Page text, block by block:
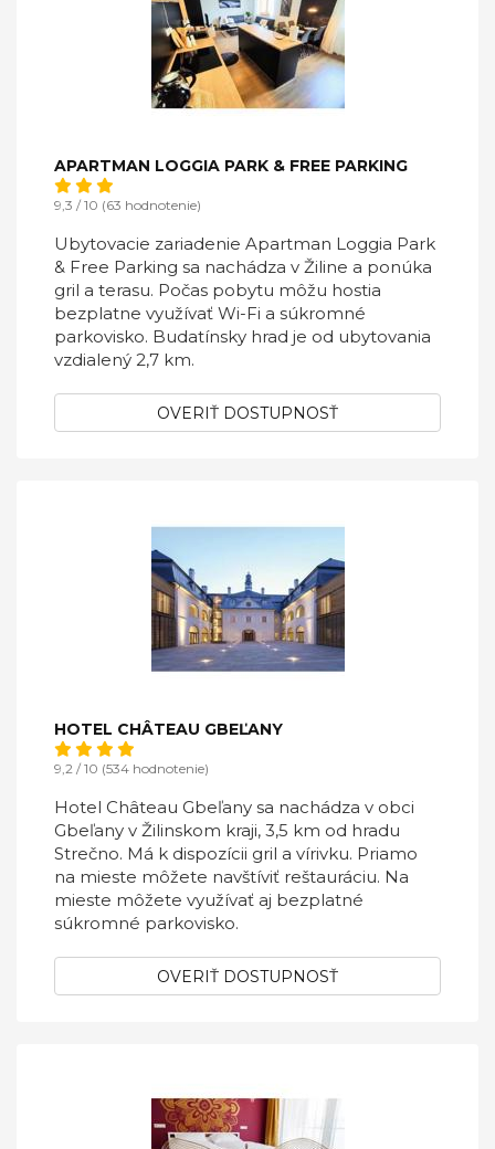
APARTMAN LOGGIA PARK & FREE PARKING
9,3 / 10 (63 hodnotenie)
Ubytovacie zariadenie Apartman Loggia Park
& Free Parking sa nachádza v Žiline a ponúka
gril a terasu. Počas pobytu môžu hostia
bezplatne využívať Wi-Fi a súkromné
parkovisko. Budatínsky hrad je od ubytovania
vzdialený 2,7 km.
OVERIŤ DOSTUPNOSŤ
HOTEL CHÂTEAU GBEĽANY
9,2 / 10 (534 hodnotenie)
Hotel Château Gbeľany sa nachádza v obci
Gbeľany v Žilinskom kraji, 3,5 km od hradu
Strečno. Má k dispozícii gril a vírivku. Priamo
na mieste môžete navštíviť reštauráciu. Na
mieste môžete využívať aj bezplatné
súkromné parkovisko.
OVERIŤ DOSTUPNOSŤ